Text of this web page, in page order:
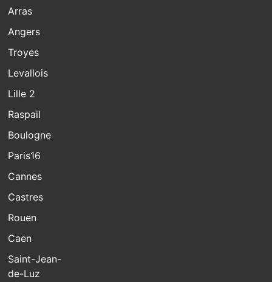
Arras
Angers
Troyes
Levallois
Lille 2
Raspail
Boulogne
Paris16
Cannes
Castres
Rouen
Caen
Saint-Jean-
de-Luz